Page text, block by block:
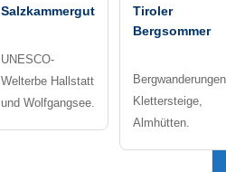
Salzkammergut
UNESCO-
Welterbe Hallstatt
und Wolfgangsee.
Tiroler
Bergsommer
Klettersteige,
Almhütten.